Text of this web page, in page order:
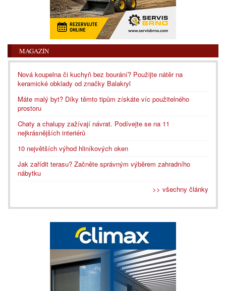
MAGAZÍN
Nová koupelna či kuchyň bez bourání? Použijte nátěr na
keramické obklady od značky Balakryl
Máte malý byt? Díky těmto tipům získáte víc použitelného
prostoru
Chaty a chalupy zažívají návrat. Podívejte se na 11
nejkrásnějších interiérů
10 největších výhod hliníkových oken
Jak zařídit terasu? Začněte správným výběrem zahradního
nábytku
>> všechny články